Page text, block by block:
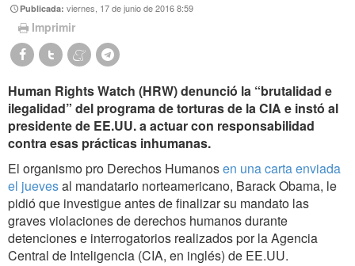
Publicada:viernes, 17 de junio de 2016 8:59
Imprimir
Human Rights Watch (HRW) denunció la “brutalidad e
ilegalidad” del programa de torturas de la CIA e instó al
presidente de EE.UU. a actuar con responsabilidad
contra esas prácticas inhumanas.
El organismo pro Derechos Humanosen una carta enviada
el juevesal mandatario norteamericano, Barack Obama, le
pidió que investigue antes de finalizar su mandato las
graves violaciones de derechos humanos durante
detenciones e interrogatorios realizados por la Agencia
Central de Inteligencia (CIA, en inglés) de EE.UU.